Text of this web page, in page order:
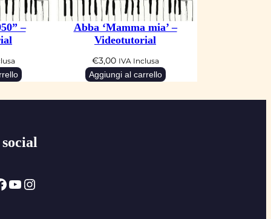
–
Abba ‘Mamma mia’ –
Videotutorial
€3,00 IVA Inclusa
Aggiungi al carrello
YouTube Instagram